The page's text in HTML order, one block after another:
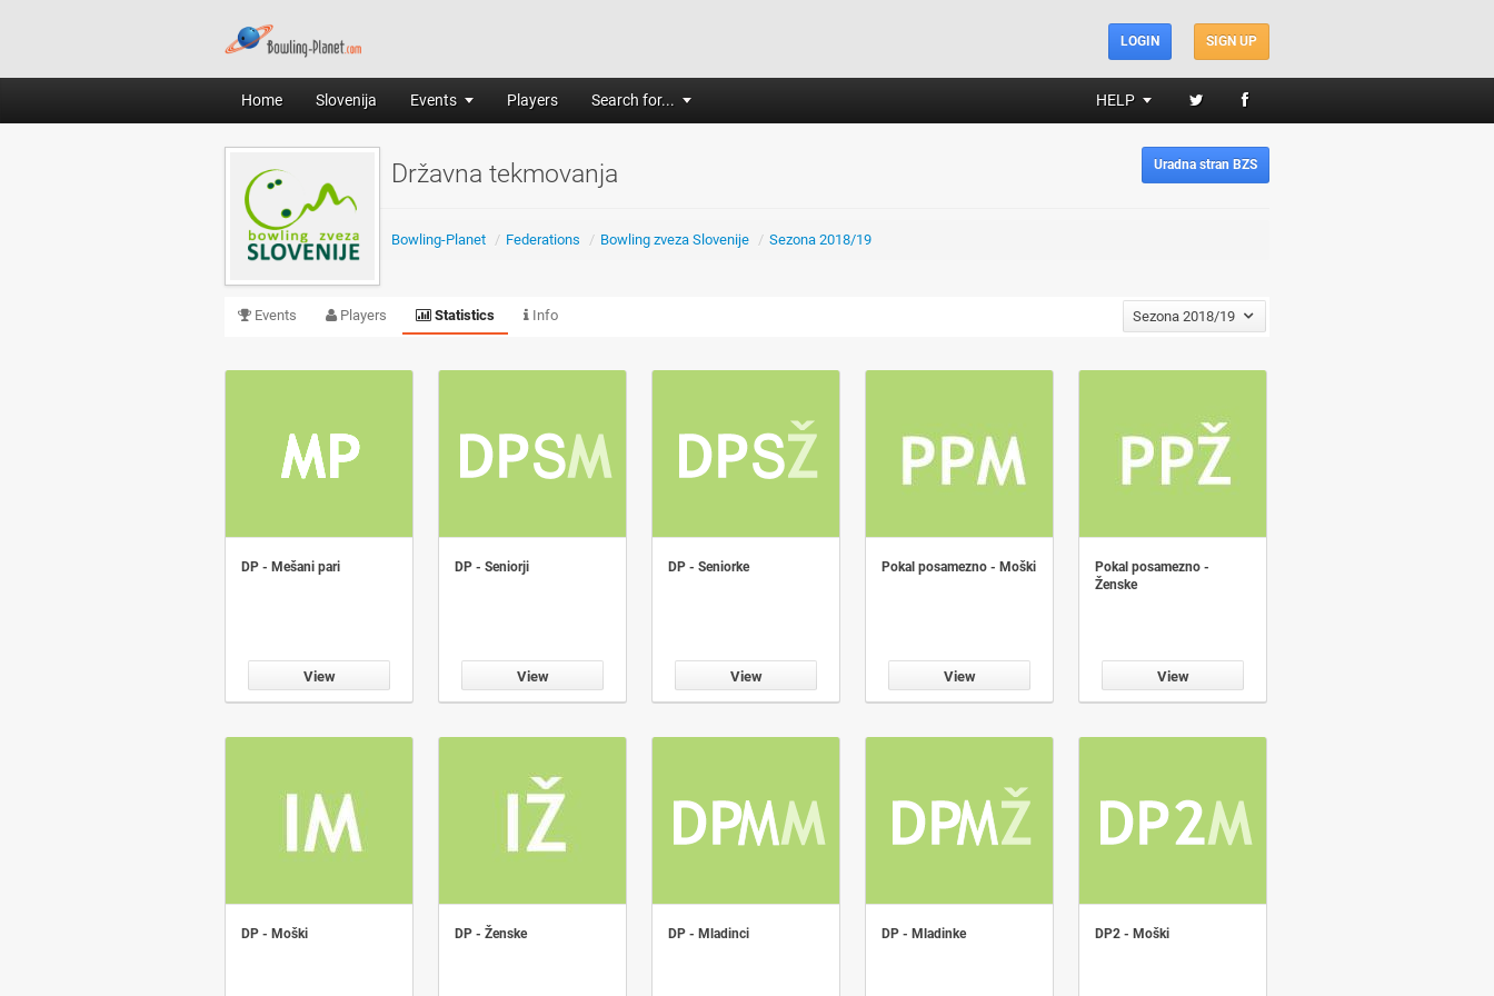
SIGN UP
LOGIN
Home Slovenija Events Players Search for... HELP
Državna tekmovanja Uradna stran BZS
Bowling-Planet / Federations / Bowling zveza Slovenije / Sezona 2018/19
Events Players Statistics Info Sezona 2018/19
DP - Mešani pari
View
DP - Seniorji
View
DP - Seniorke
View
Pokal posamezno - Moški
View
Pokal posamezno -
Ženske
View
DP - Moški DP - Ženske DP - Mladinci DP - Mladinke DP2 - Moški